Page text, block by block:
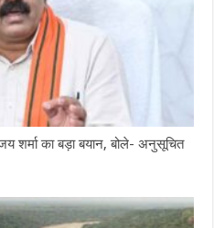
शर्मा का बड़ा बयान, बोले- अनुसूचित